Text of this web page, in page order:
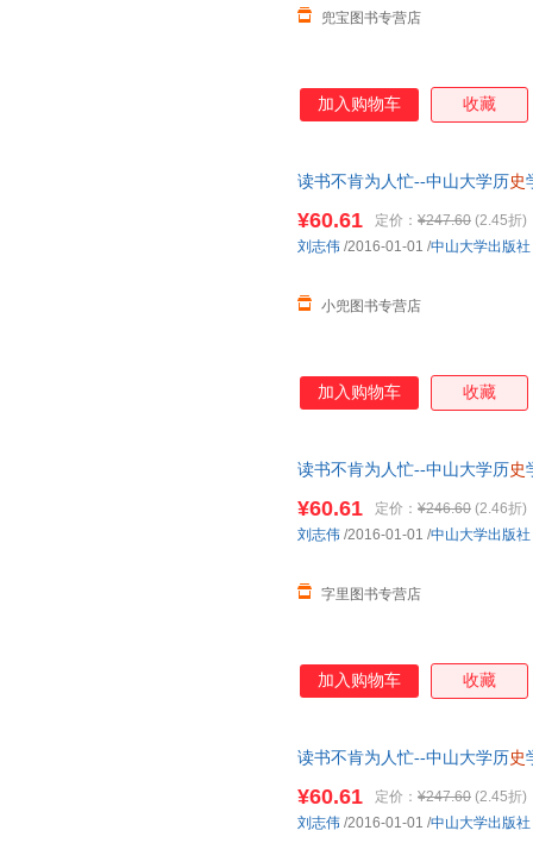
兜宝图书专营店
加入购物车 收藏
读书不肯为人忙--中山大学历 史
¥60.61 定价： ¥247.60 (2.45折)
小兜图书专营店
刘志伟 /2016-01-01 /中山大学出版社
加入购物车 收藏
读书不肯为人忙--中山大学历 史
¥60.61 定价： ¥246.60 (2.46折)
字里图书专营店
刘志伟 /2016-01-01 /中山大学出版社
加入购物车 收藏
读书不肯为人忙--中山大学历 史
¥60.61 定价： ¥247.60 (2.45折)
刘志伟 /2016-01-01 /中山大学出版社